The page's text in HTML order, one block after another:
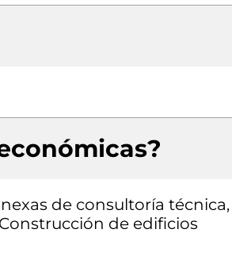
de consultoría técnica,
de edificios